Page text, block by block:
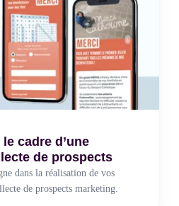
cadre d’une
de prospects
dans la réalisation de vos
de prospects marketing.